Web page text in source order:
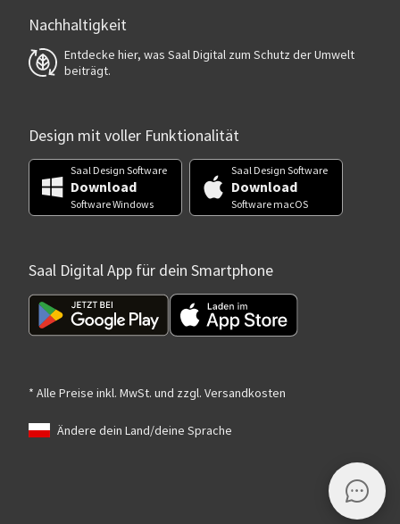
Nachhaltigkeit
Entdecke hier, was Saal Digital zum Schutz der Umwelt
beiträgt.
Design mit voller Funktionalität
Saal Design Software
Download
Software Windows
Saal Design Software
Download
Software macOS
Saal Digital App für dein Smartphone
* Alle Preise inkl. MwSt. und zzgl. Versandkosten
Ändere dein Land/deine Sprache